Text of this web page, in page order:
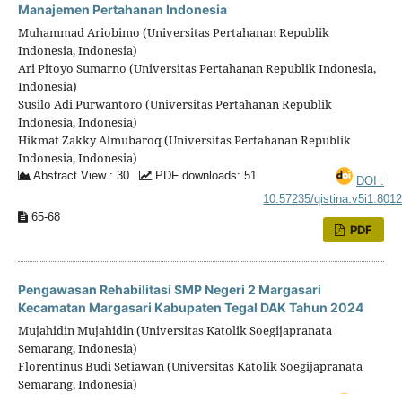
Manajemen Pertahanan Indonesia
Muhammad Ariobimo (Universitas Pertahanan Republik
Indonesia, Indonesia)
Ari Pitoyo Sumarno (Universitas Pertahanan Republik Indonesia,
Indonesia)
Susilo Adi Purwantoro (Universitas Pertahanan Republik
Indonesia, Indonesia)
Hikmat Zakky Almubaroq (Universitas Pertahanan Republik
Indonesia, Indonesia)
Abstract View : 30 PDF downloads: 51
DOI :
10.57235/qistina.v5i1.8012
65-68
PDF
Pengawasan Rehabilitasi SMP Negeri 2 Margasari
Kecamatan Margasari Kabupaten Tegal DAK Tahun 2024
Mujahidin Mujahidin (Universitas Katolik Soegijapranata
Semarang, Indonesia)
Florentinus Budi Setiawan (Universitas Katolik Soegijapranata
Semarang, Indonesia)